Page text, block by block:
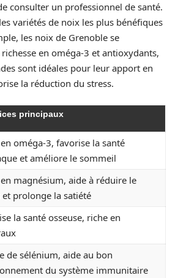
consulter un professionnel de santé.
variétés de noix les plus bénéfiques
les noix de Grenoble se
en oméga-3 et antioxydants,
sont idéales pour leur apport en
la réduction du stress.
principaux
oméga-3, favorise la santé
et améliore le sommeil
en magnésium, aide à réduire le
et prolonge la satiété
la santé osseuse, riche en
de sélénium, aide au bon
du système immunitaire